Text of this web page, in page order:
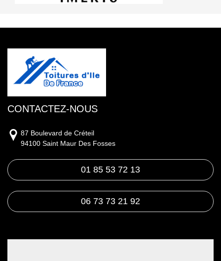
CONTACTEZ-NOUS
87 Boulevard de Créteil
94100 Saint Maur Des Fosses
01 85 53 72 13
06 73 73 21 92